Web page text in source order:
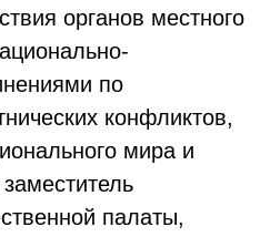
органов местного
по
конфликтов,
мира и
палаты,